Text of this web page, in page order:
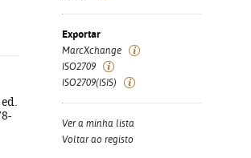
Exportar
MarcXchange
ISO2709
ISO2709(ISIS)
Ver a minha lista
Voltar ao registo